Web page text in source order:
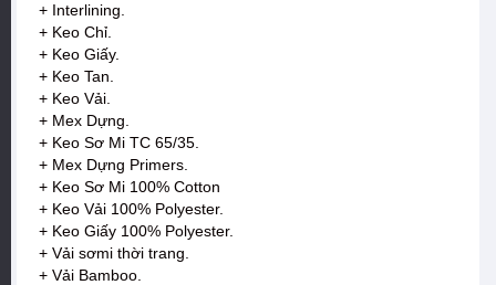
+ Interlining.
+ Keo Chỉ.
+ Keo Giấy.
+ Keo Tan.
+ Keo Vải.
+ Mex Dựng.
+ Keo Sơ Mi TC 65/35.
+ Mex Dựng Primers.
+ Keo Sơ Mi 100% Cotton
+ Keo Vải 100% Polyester.
+ Keo Giấy 100% Polyester.
+ Vải sơmi thời trang.
+ Vải Bamboo.